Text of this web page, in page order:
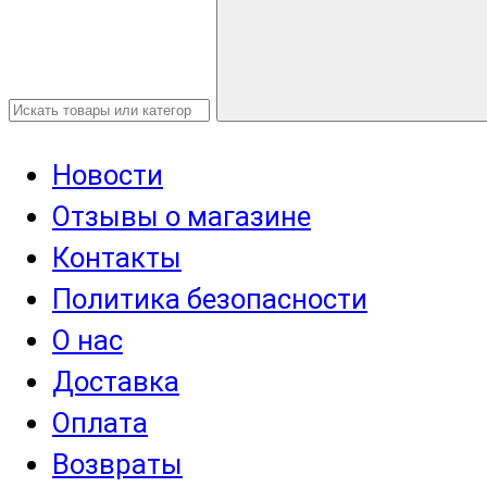
Новости
Отзывы о магазине
Контакты
Политика безопасности
О нас
Доставка
Оплата
Возвраты